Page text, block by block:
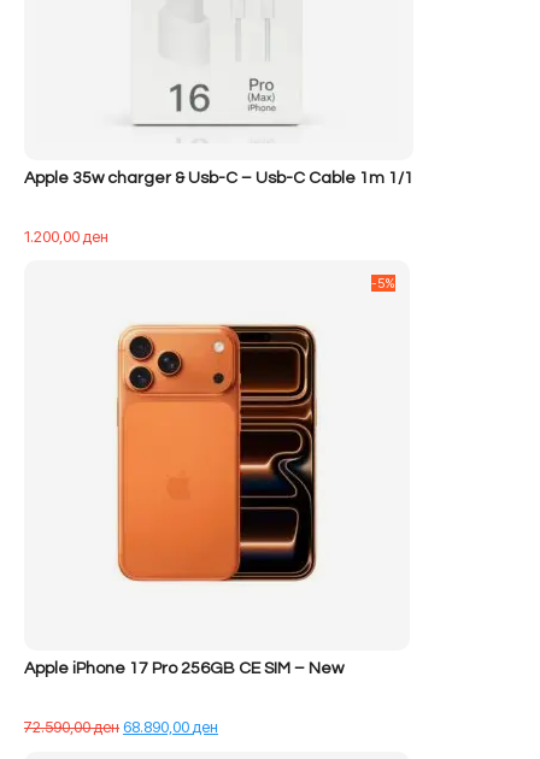
Apple 35w charger & Usb-C – Usb-C Cable 1m 1/1
1.200,00ден
Apple iPhone 17 Pro 256GB CE SIM – New
72.590,00денÇmimi
68.890,00ден
-5%